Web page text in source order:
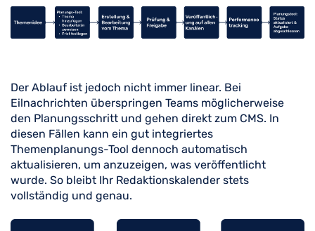
Der Ablauf ist jedoch nicht immer linear. Bei
Eilnachrichten überspringen Teams möglicherweise
den Planungsschritt und gehen direkt zum CMS. In
diesen Fällen kann ein gut integriertes
Themenplanungs-Tool dennoch automatisch
aktualisieren, um anzuzeigen, was veröffentlicht
wurde. So bleibt Ihr Redaktionskalender stets
vollständig und genau.